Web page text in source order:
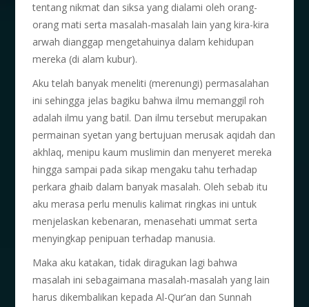
tentang nikmat dan siksa yang dialami oleh orang-
orang mati serta masalah-masalah lain yang kira-kira
arwah dianggap mengetahuinya dalam kehidupan
mereka (di alam kubur).
Aku telah banyak meneliti (merenungi) permasalahan
ini sehingga jelas bagiku bahwa ilmu memanggil roh
adalah ilmu yang batil. Dan ilmu tersebut merupakan
permainan syetan yang bertujuan merusak aqidah dan
akhlaq, menipu kaum muslimin dan menyeret mereka
hingga sampai pada sikap mengaku tahu terhadap
perkara ghaib dalam banyak masalah. Oleh sebab itu
aku merasa perlu menulis kalimat ringkas ini untuk
menjelaskan kebenaran, menasehati ummat serta
menyingkap penipuan terhadap manusia.
Maka aku katakan, tidak diragukan lagi bahwa
masalah ini sebagaimana masalah-masalah yang lain
harus dikembalikan kepada Al-Qur’an dan Sunnah